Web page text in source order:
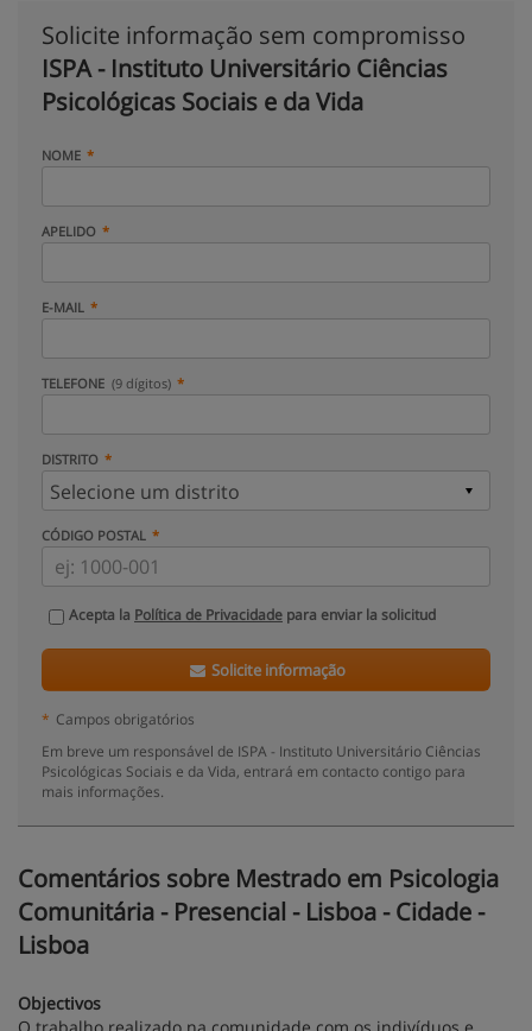
Solicite informação sem compromisso
ISPA - Instituto Universitário Ciências
Psicológicas Sociais e da Vida
NOME
APELIDO
E-MAIL
TELEFONE (9 dígitos)
DISTRITO
CÓDIGO POSTAL
Acepta la Política de Privacidade para enviar la solicitud
Solicite informação
* Campos obrigatórios
Em breve um responsável de ISPA - Instituto Universitário Ciências
Psicológicas Sociais e da Vida, entrará em contacto contigo para
mais informações.
Comentários sobre Mestrado em Psicologia
Comunitária - Presencial - Lisboa - Cidade -
Lisboa
Objectivos